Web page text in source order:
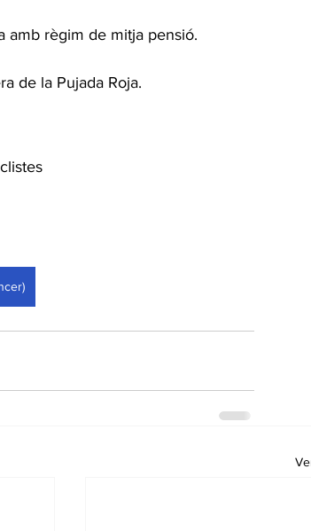
amb règim de mitja pensió.
de la Pujada Roja.